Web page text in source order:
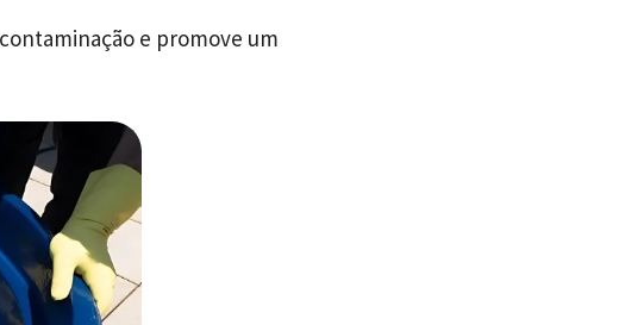
e promove um